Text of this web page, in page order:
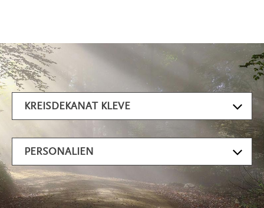
Artikel filtern
KREISDEKANAT KLEVE
PERSONALIEN